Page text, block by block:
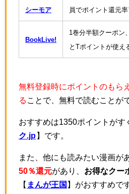
シーモア 員でポイント還元
BookLive!
1巻分半額クーポン
とTポイントが使え
無料登録時にポイントのもら
る ことで、無料で読むことが
おすすめは1350ポイントがす
ク.jp 】です。
また、他にも読みたい漫画が
50％還元があり、 お得なクー
【 まんが王国 】がおすすめで